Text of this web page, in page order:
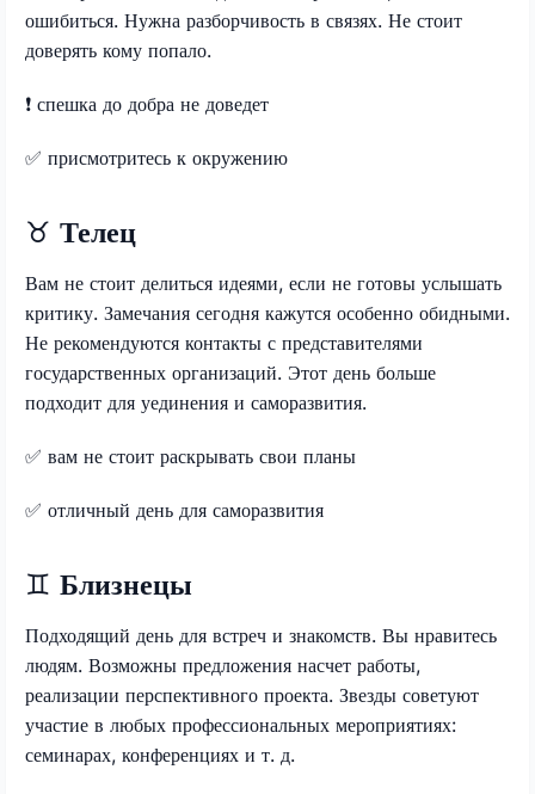
ошибиться. Нужна разборчивость в связях. Не стоит
доверять кому попало.
❗️ спешка до добра не доведет
✅ присмотритесь к окружению
♉ Телец
Вам не стоит делиться идеями, если не готовы услышать
критику. Замечания сегодня кажутся особенно обидными.
Не рекомендуются контакты с представителями
государственных организаций. Этот день больше
подходит для уединения и саморазвития.
✅ вам не стоит раскрывать свои планы
✅ отличный день для саморазвития
♊ Близнецы
Подходящий день для встреч и знакомств. Вы нравитесь
людям. Возможны предложения насчет работы,
реализации перспективного проекта. Звезды советуют
участие в любых профессиональных мероприятиях:
семинарах, конференциях и т. д.